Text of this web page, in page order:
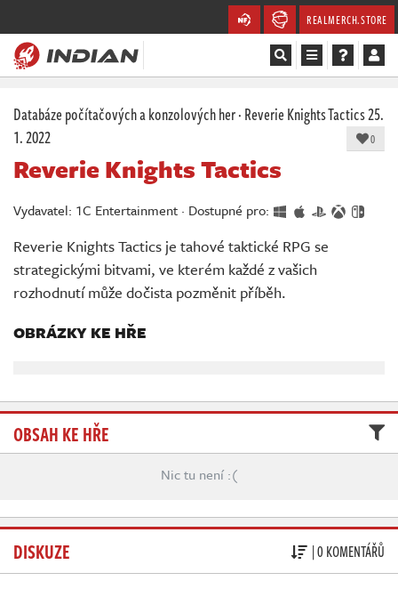
REALMERCH.STORE
Magazín
Recenze
Databáze
Komunita
Živě
Databáze počítačových a konzolových her·Reverie Knights Tactics25.
1. 2022
0
Reverie Knights Tactics
Vydavatel: 1C Entertainment · Dostupné pro:
Reverie Knights Tactics je tahové taktické RPG se
strategickými bitvami, ve kterém každé z vašich
rozhodnutí může dočista pozměnit příběh.
OBRÁZKY KE HŘE
OBSAH KE HŘE
Nic tu není :(
DISKUZE | 0 KOMENTÁŘŮ